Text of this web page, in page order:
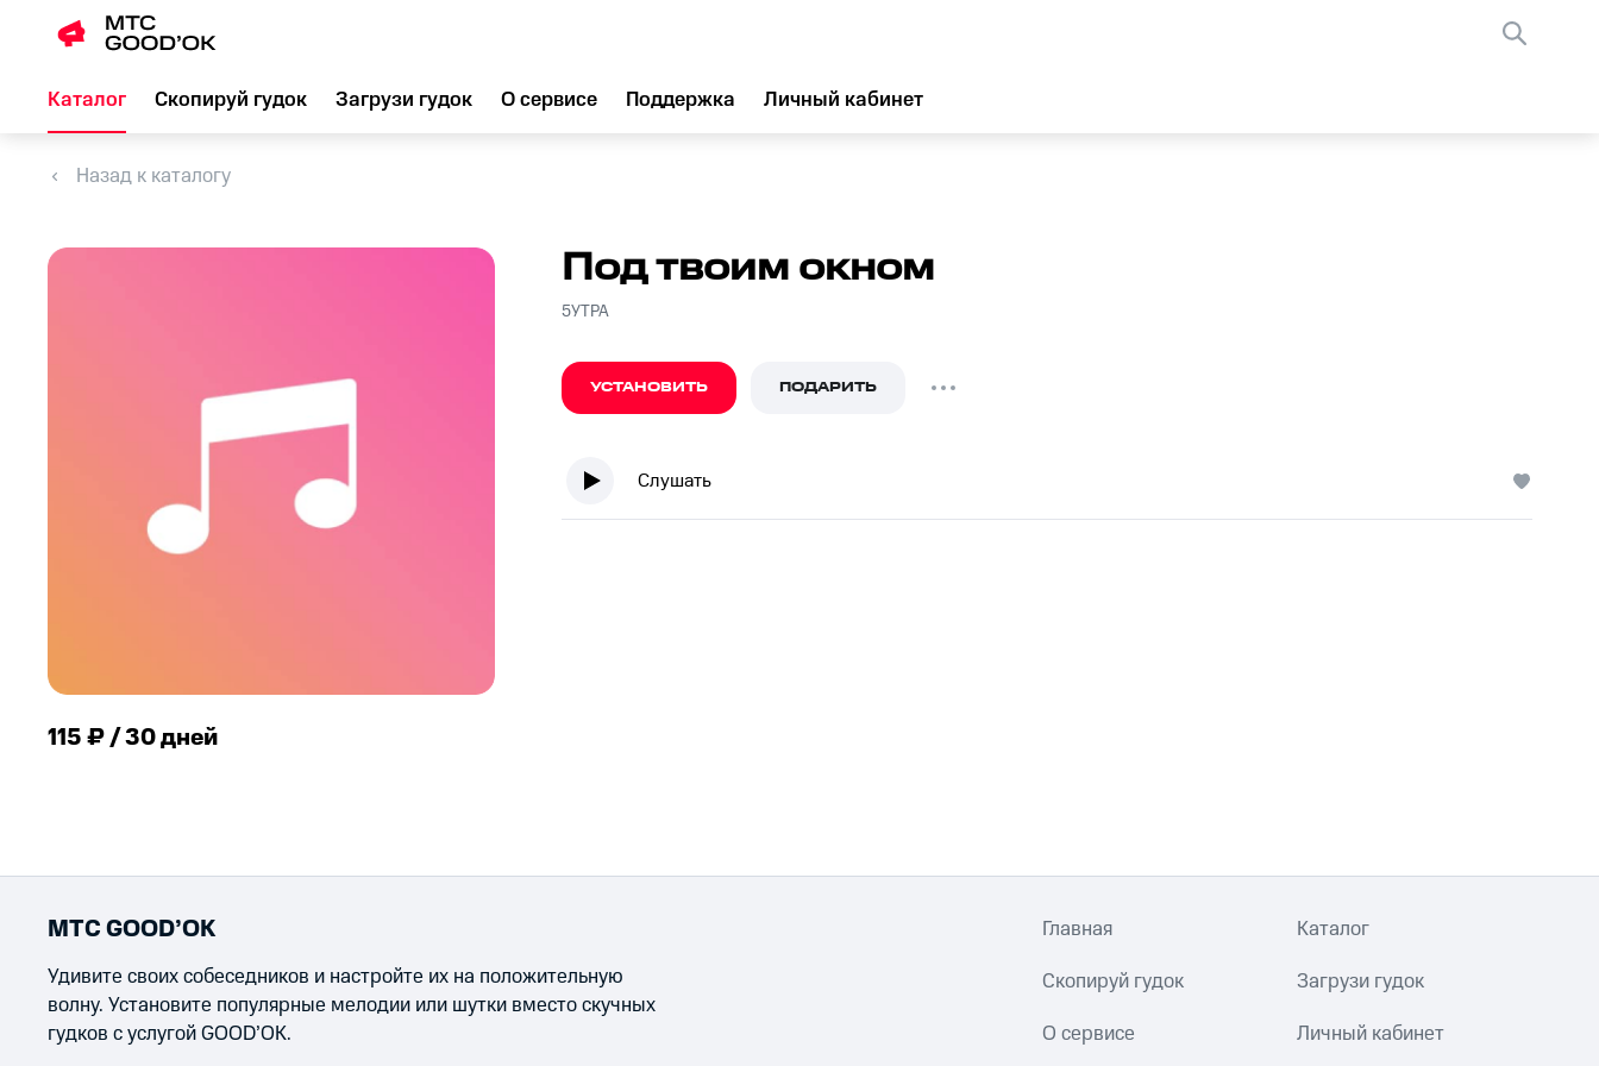
Каталог Скопируй гудок Загрузи гудок О сервисе Поддержка Личный кабинет
Назад к каталогу
115 ₽ / 30 дней
Под твоим окном
5УТРА
УСТАНОВИТЬ ПОДАРИТЬ
Слушать
МТС GOOD’OK
Удивите своих собеседников и настройте их на положительную
волну. Установите популярные мелодии или шутки вместо скучных
гудков с услугой GOOD’OK.
Главная Каталог
Скопируй гудок Загрузи гудок
О сервисе Личный кабинет